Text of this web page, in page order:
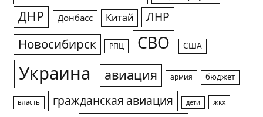
ДНР Донбасс Китай ЛНР
Новосибирск РПЦ СВО США
Украина авиация армия бюджет
власть гражданская авиация дети жкх